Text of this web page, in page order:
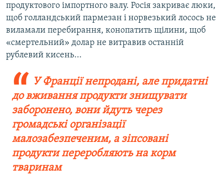
продуктового імпортного валу. Росія закриває люки,
щоб голландський пармезан і норвезький лосось не
виламали перебирання, конопатить щілини, щоб
«смертельний» долар не витравив останній
рублевий кисень...
У Франції непродані, але придатні
до вживання продукти знищувати
заборонено, вони йдуть через
громадські організації
малозабезпеченим, а зіпсовані
продукти переробляють на корм
тваринам